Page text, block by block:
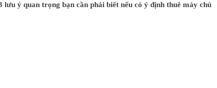
ý quan trọng bạn cần phải biết nếu có ý định thuê máy chủ